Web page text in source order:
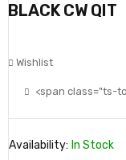
BLACK CW QIT
Wishlist
<span class="ts-
Availability: In Stock